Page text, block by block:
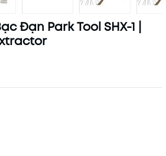
Đạn Park Tool SHX-1 |